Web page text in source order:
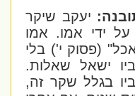
יעקב שיקר
ידי אמו. אמו
(פסוק י') בלי
ישאל שאלות.
בגלל שקר זה,